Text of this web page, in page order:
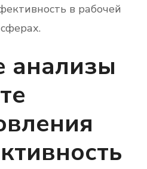
в рабочей
анализы